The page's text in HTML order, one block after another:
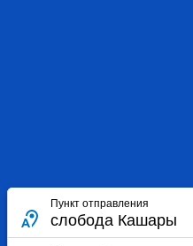
Пункт отправления